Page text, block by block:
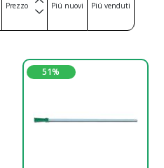
Prezzo Piú nuovi Piú venduti
51%